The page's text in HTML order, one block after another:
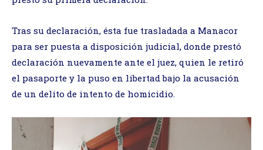
Tras su declaración, ésta fue trasladada a Manacor
para ser puesta a disposición judicial, donde prestó
declaración nuevamente ante el juez, quien le retiró
el pasaporte y la puso en libertad bajo la acusación
de un delito de intento de homicidio.